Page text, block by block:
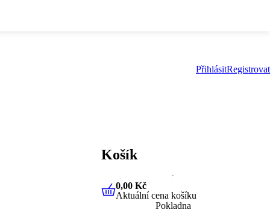
PřihlásitRegistrovat
Košík
0,00 KčAktuální cena košíku
0,00 Kč
Aktuální cena košíku
Pokladna